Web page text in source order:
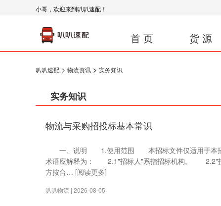
小哥，欢迎来到叭叭速配！
首 页 货 源
叭叭速配 > 物流资讯 > 实务知识
实务知识
物流与采购招投标基本常识
一、说明 1.使用范围 本招标文件仅适用于本招
术语应解释为： 2.1"招标人"系指招标机构。 2.2"
方按合… [阅读更多]
叭叭物流 | 2026-08-05